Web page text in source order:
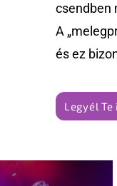
csendben
A
és ez
Legyél